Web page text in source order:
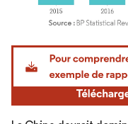
Image © Mordor Intelligence.